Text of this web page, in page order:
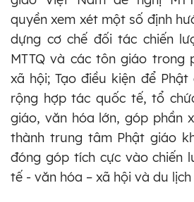
quyền xem xét một số định
dựng cơ chế đối tác chiến
MTTQ và các tôn giáo trong
xã hội; Tạo điều kiện để
rộng hợp tác quốc tế, tổ
giáo, văn hóa lớn, góp phần
thành trung tâm Phật giáo
đóng góp tích cực vào chiến
tế - văn hóa – xã hội và du